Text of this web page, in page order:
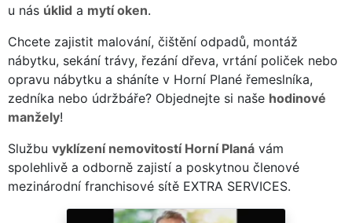
u nás úklid a mytí oken.
Chcete zajistit malování, čištění odpadů, montáž
nábytku, sekání trávy, řezání dřeva, vrtání poliček nebo
opravu nábytku a sháníte v Horní Plané řemeslníka,
zedníka nebo údržbáře? Objednejte si naše hodinové
manžely!
Službu vyklízení nemovitostí Horní Planá vám
spolehlivě a odborně zajistí a poskytnou členové
mezinárodní franchisové sítě EXTRA SERVICES.